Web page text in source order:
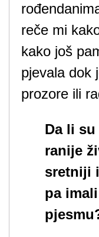
reče mi
kako još
pjevala dok
prozore ili
Da li
ranije
sretniji
pa